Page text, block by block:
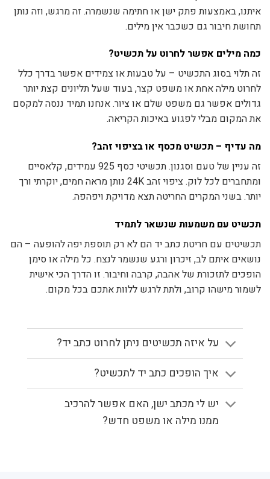
איתנו, באמצעות פתק ישן או חתימה שנשמרה. זה מרגש, וזה נותן
תחושת חיבור גם כשכבר אין מילים.
כמה מילים אפשר לחרוט על תכשיט?
זה תלוי בסוג התכשיט – על טבעות או צמידים אפשר בדרך כלל
לחרוט מילה אחת או משפט קצר, בעוד שעל תליונים קצת יותר
גדולים אפשר גם משפט שלם או ציור. אנחנו תמיד ננסה למקסם
את המקום מבלי לפגוע באיכות הקריאה.
מה עדיף – תכשיט מכסף או בציפוי זהב?
זה עניין של טעם וסגנון. תכשיטי כסף 925 עמידים, קלאסיים
ומתחברים לכל לוק. ציפוי זהב 24K נותן מראה חמים, יוקרתי ורך
יותר. בשני המקרים החריטה תצא מדויקת ויפהפה.
תכשיט עם משמעות שנשאר לתמיד
תכשיטים עם חריטת כתב יד הם לא רק תוספת יפה להופעה – הם
נושאים איתם לב, זיכרון ורגע שנשמר לנצח. כל מילה או סימן
הופכים לתזכורת של אהבה, קרבה וחיבור. זו הדרך הכי אישית
לשמור מישהו קרוב, ולתת לרגש ללוות אתכם בכל מקום.
על איזה תכשיטים ניתן לחרוט כתב יד?
איך הופכים כתב יד לתכשיט?
יש לי מכתב ישן, האם אפשר להרכיב
ממנו מילה או משפט חדש?